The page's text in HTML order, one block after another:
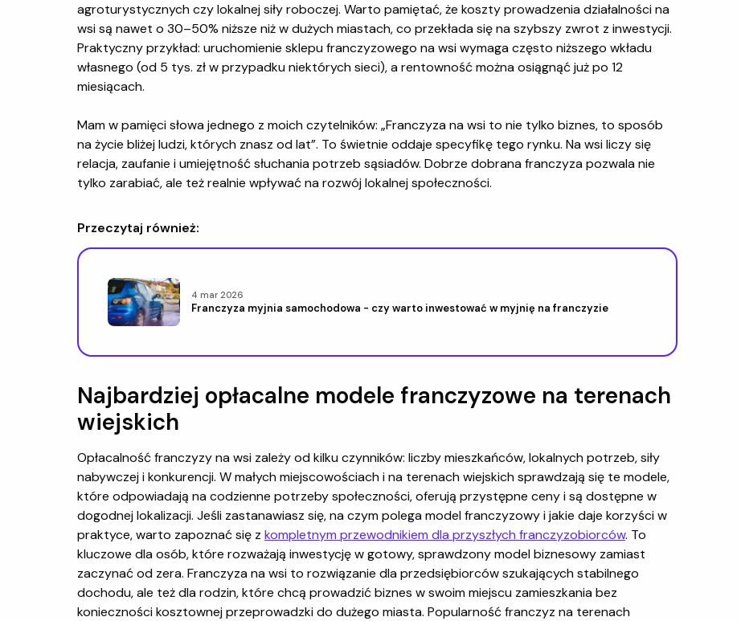
agroturystycznych czy lokalnej siły roboczej. Warto pamiętać, że koszty prowadzenia działalności na
wsi są nawet o 30–50% niższe niż w dużych miastach, co przekłada się na szybszy zwrot z inwestycji.
Praktyczny przykład: uruchomienie sklepu franczyzowego na wsi wymaga często niższego wkładu
własnego (od 5 tys. zł w przypadku niektórych sieci), a rentowność można osiągnąć już po 12
miesiącach.
Mam w pamięci słowa jednego z moich czytelników: „Franczyza na wsi to nie tylko biznes, to sposób
na życie bliżej ludzi, których znasz od lat”. To świetnie oddaje specyfikę tego rynku. Na wsi liczy się
relacja, zaufanie i umiejętność słuchania potrzeb sąsiadów. Dobrze dobrana franczyza pozwala nie
tylko zarabiać, ale też realnie wpływać na rozwój lokalnej społeczności.
Przeczytaj również:
4 mar 2026
Franczyza myjnia samochodowa - czy warto inwestować w myjnię na franczyzie
Najbardziej opłacalne modele franczyzowe na terenach
wiejskich
Opłacalność franczyzy na wsi zależy od kilku czynników: liczby mieszkańców, lokalnych potrzeb, siły
nabywczej i konkurencji. W małych miejscowościach i na terenach wiejskich sprawdzają się te modele,
które odpowiadają na codzienne potrzeby społeczności, oferują przystępne ceny i są dostępne w
dogodnej lokalizacji. Jeśli zastanawiasz się, na czym polega model franczyzowy i jakie daje korzyści w
praktyce, warto zapoznać się z kompletnym przewodnikiem dla przyszłych franczyzobiorców. To
kluczowe dla osób, które rozważają inwestycję w gotowy, sprawdzony model biznesowy zamiast
zaczynać od zera. Franczyza na wsi to rozwiązanie dla przedsiębiorców szukających stabilnego
dochodu, ale też dla rodzin, które chcą prowadzić biznes w swoim miejscu zamieszkania bez
konieczności kosztownej przeprowadzki do dużego miasta. Popularność franczyz na terenach